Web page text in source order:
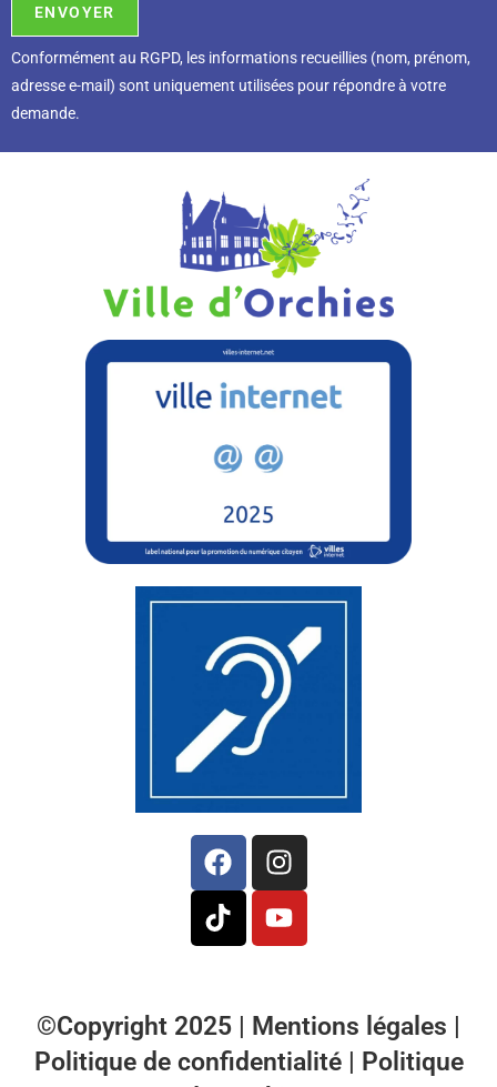
Conformément au RGPD, l es informations recueillies (nom, prénom,
adresse e-mail) sont uniquement utilisées pour répondre à votre
demande.
©Copyright 2025 | Mentions légales |
Politique de confidentialité | Politique